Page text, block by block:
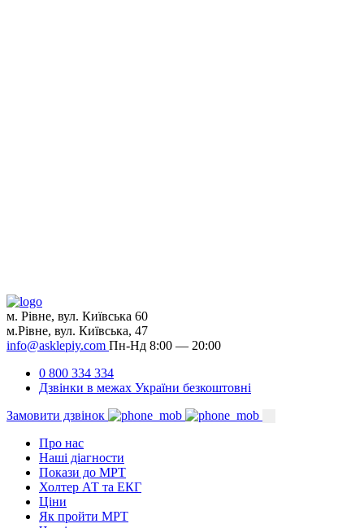
м. Рівне, вул. Київська 60
м.Рівне, вул. Київська, 47
info@asklepiy.com Пн-Нд 8:00 — 20:00
0 800 334 334
Дзвінки в межах України безкоштовні
Замовити дзвінок
Про нас
Наші діагности
Покази до МРТ
Холтер АТ та ЕКГ
Ціни
Як пройти МРТ